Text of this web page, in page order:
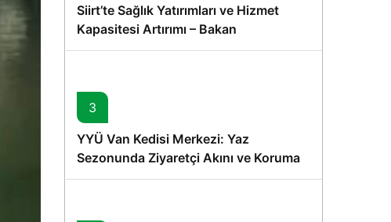
Siirt’te Sağlık Yatırımları ve Hizmet
Kapasitesi Artırımı – Bakan
Memişoğlu’nun Ziyareti
3
YYÜ Van Kedisi Merkezi: Yaz
Sezonunda Ziyaretçi Akını ve Koruma
Vurgusu